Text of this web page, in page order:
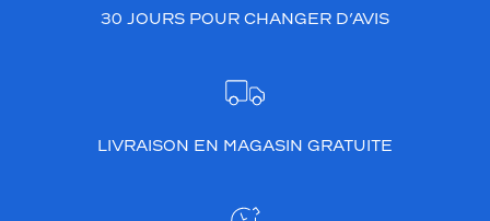
30 JOURS POUR CHANGER D’AVIS
LIVRAISON EN MAGASIN GRATUITE